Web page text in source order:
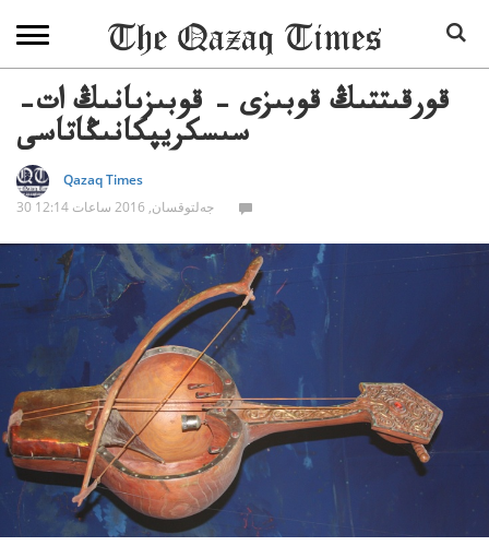
قورقىتتىڭ قوبىزى – قوبىزىانىڭ ات–
سىسكريپكانىڭاتاسى
Qazaq Times
30 جەلتوقسان, 2016 ساعات 12:14